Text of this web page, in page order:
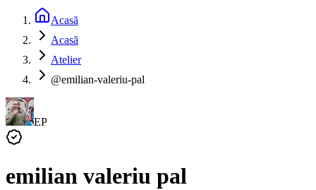
Acasă
Acasă
Atelier
@emilian-valeriu-pal
EP
emilian valeriu pal